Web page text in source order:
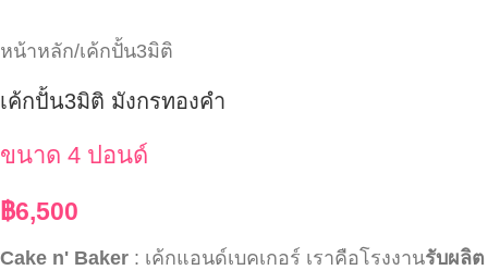
หน้าหลัก/เค้กปั้น3มิติ
เค้กปั้น3มิติ มังกรทองคำ
ขนาด 4 ปอนด์
฿6,500
Cake n' Baker : เค้กแอนด์เบคเกอร์ เราคือโรงงานรับผลิต